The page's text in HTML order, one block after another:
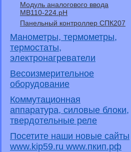
Модуль аналогового ввода
МВ110-224.pH
Панельный контроллер СПК207
Манометры, термометры,
термостаты,
электронагреватели
Весоизмерительное
оборудование
Коммутационная
аппаратура, силовые блоки,
твердотельные реле
Посетите наши новые сайты
www.kip59.ru www.пкип.рф